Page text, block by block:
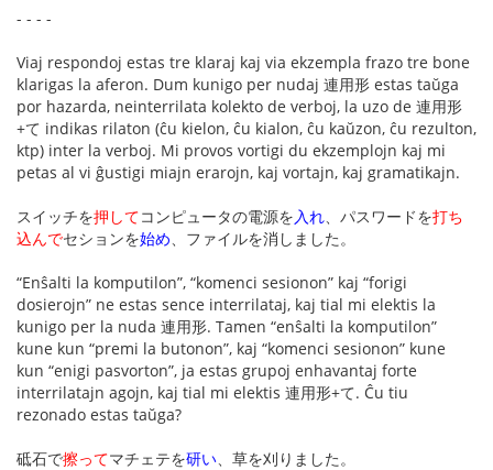
- - - -
Viaj respondoj estas tre klaraj kaj via ekzempla frazo tre bone
klarigas la aferon. Dum kunigo per nudaj 連用形 estas taŭga
por hazarda, neinterrilata kolekto de verboj, la uzo de 連用形
+て indikas rilaton (ĉu kielon, ĉu kialon, ĉu kaŭzon, ĉu rezulton,
ktp) inter la verboj. Mi provos vortigi du ekzemplojn kaj mi
petas al vi ĝustigi miajn erarojn, kaj vortajn, kaj gramatikajn.
スイッチを押してコンピュータの電源を入れ、パスワードを打ち
込んでセションを始め、ファイルを消しました。
“Enŝalti la komputilon”, “komenci sesionon” kaj “forigi
dosierojn” ne estas sence interrilataj, kaj tial mi elektis la
kunigo per la nuda 連用形. Tamen “enŝalti la komputilon”
kune kun “premi la butonon”, kaj “komenci sesionon” kune
kun “enigi pasvorton”, ja estas grupoj enhavantaj forte
interrilatajn agojn, kaj tial mi elektis 連用形+て. Ĉu tiu
rezonado estas taŭga?
砥石で擦ってマチェテを研い、草を刈りました。